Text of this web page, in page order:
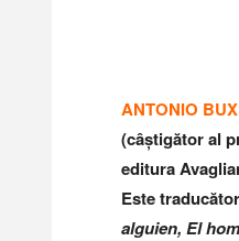
ANTONIO BUX
(câștigător al
editura
Este
alguien, El